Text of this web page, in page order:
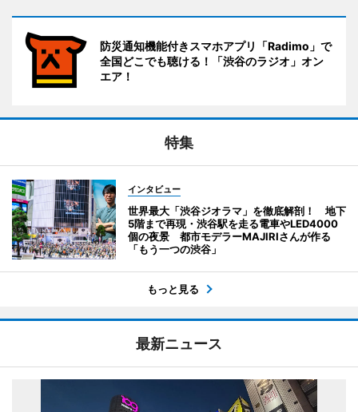
防災通知機能付きスマホアプリ「Radimo」で
全国どこでも聴ける！「渋谷のラジオ」オン
エア！
特集
インタビュー
世界最大「渋谷ジオラマ」を徹底解剖！ 地下
5階まで再現・渋谷駅を走る電車やLED4000
個の夜景 都市モデラーMAJIRIさんが作る
「もう一つの渋谷」
もっと見る
最新ニュース